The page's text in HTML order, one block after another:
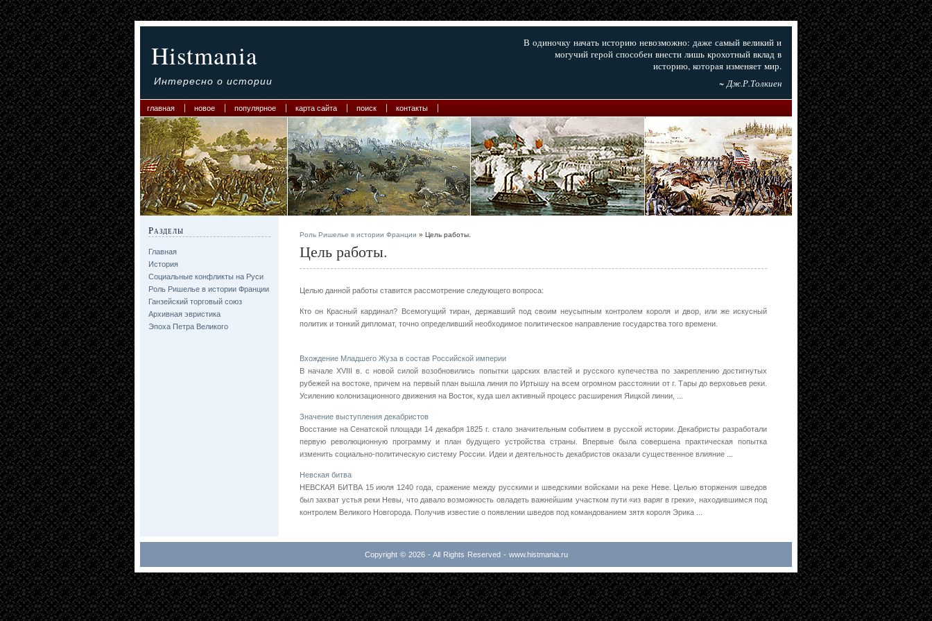
Histmania
Интересно о истории
В одиночку начать историю невозможно: даже самый великий и
могучий герой способен внести лишь крохотный вклад в
историю, которая изменяет мир.
~ Дж.Р.Толкиен
главная новое популярное карта сайта поиск контакты
Разделы
Главная
История
Социальные конфликты на Руси
Роль Ришелье в истории Франции
Ганзейский торговый союз
Архивная эвристика
Эпоха Петра Великого
Роль Ришелье в истории Франции » Цель работы.
Цель работы.
Целью данной работы ставится рассмотрение следующего вопроса:
Кто он Красный кардинал? Всемогущий тиран, державший под своим неусыпным контролем короля и двор, или же искусный
политик и тонкий дипломат, точно определивший необходимое политическое направление государства того времени.
Вхождение Младшего Жуза в состав Российской империи
В начале XVIII в. с новой силой возобновились попытки царских властей и русского купечества по закреплению достигнутых
рубежей на востоке, причем на первый план вышла линия по Иртышу на всем огромном расстоянии от г. Тары до верховьев реки.
Усилению колонизационного движения на Восток, куда шел активный процесс расширения Яицкой линии, ...
Значение выступления декабристов
Восстание на Сенатской площади 14 декабря 1825 г. стало значительным событием в русской истории. Декабристы разработали
первую революционную программу и план будущего устройства страны. Впервые была совершена практическая попытка
изменить социально-политическую систему России. Идеи и деятельность декабристов оказали существенное влияние ...
Невская битва
НЕВСКАЯ БИТВА 15 июля 1240 года, сражение между русскими и шведскими войсками на реке Неве. Целью вторжения шведов
был захват устья реки Невы, что давало возможность овладеть важнейшим участком пути «из варяг в греки», находившимся под
контролем Великого Новгорода. Получив известие о появлении шведов под командованием зятя короля Эрика ...
Copyright © 2026 - All Rights Reserved - www.histmania.ru